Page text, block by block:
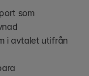
som
i avtalet utifrån